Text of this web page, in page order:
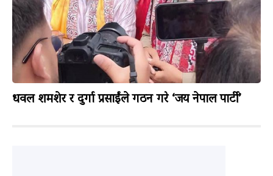
धवल शमशेर र दुर्गा प्रसाईंले गठन गरे ‘जय नेपाल पार्टी’